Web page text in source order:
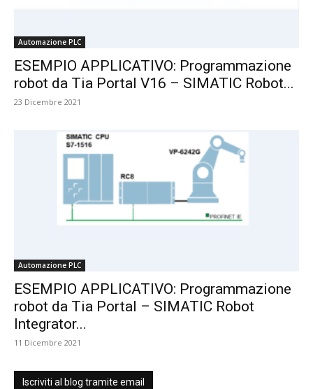
Automazione PLC
ESEMPIO APPLICATIVO: Programmazione
robot da Tia Portal V16 – SIMATIC Robot...
23 Dicembre 2021
Automazione PLC
ESEMPIO APPLICATIVO: Programmazione
robot da Tia Portal – SIMATIC Robot
Integrator...
11 Dicembre 2021
Iscriviti al blog tramite email